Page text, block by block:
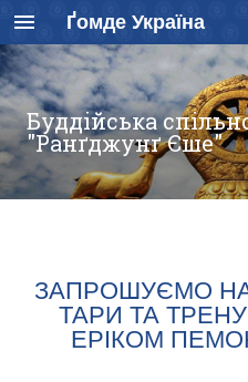
Ґомде Україна
Буддійська
"Ранґджунґ Єше"
ЗАПРОШУЄМО
ТАРИ ТА
ЕРІКОМ